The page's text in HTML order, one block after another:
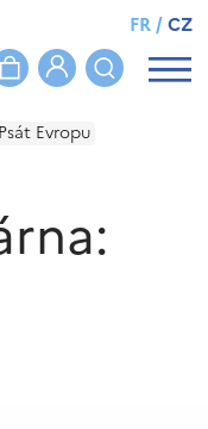
FR/CZ
Evropu